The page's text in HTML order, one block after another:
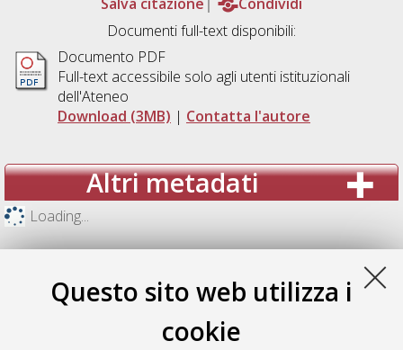
Questo sito web utilizza i
cookie
Documenti full-text disponibili:
Documento PDF
Full-text accessibile solo agli utenti istituzionali
dell'Ateneo
Download (3MB) | Contatta l'autore
Altri metadati
Loading...